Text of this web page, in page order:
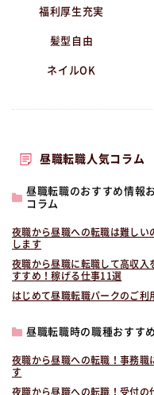
福利厚生充実
髪型自由
ネイルOK
昼職転職人気コラム
昼職転職のおすすめ情報
コラム
夜職から昼職への転職は難しい
します
夜職から昼職に転職して高収入
すすめ！稼げる仕事11選
はじめて昼職転職パークのご利
昼職転職時の職種おすす
夜職から昼職への転職！事務職
す
夜職から昼職への転職！受付の